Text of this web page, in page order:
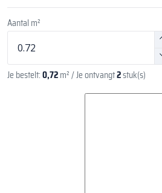
Aantal m²
Je bestelt:0,72m²/ Je ontvangt2stuk(s)